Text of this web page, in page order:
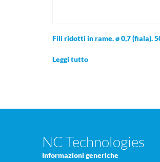
Fili ridotti in rame. ø 0,7 (fiala).
Leggi tutto
NC Technologies
Informazioni generiche